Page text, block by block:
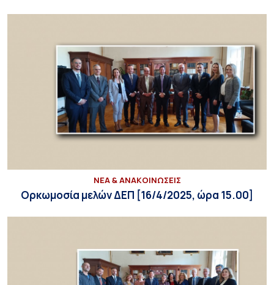
ΝΕΑ & ΑΝΑΚΟΙΝΩΣΕΙΣ
Oρκωμοσία μελών ΔΕΠ [16/4/2025, ώρα 15.00]